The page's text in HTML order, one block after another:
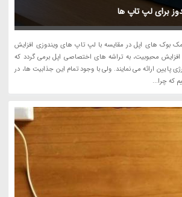
مک بوک های اپل در مقایسه با لپ تاپ های ویندوزی افزایش
محبوبیت، به تراشه های اختصاصی اپل برمی گردد که
پایین ارائه می نمایند. ولی با وجود تمام این جذابیت ها، در
که چرا...